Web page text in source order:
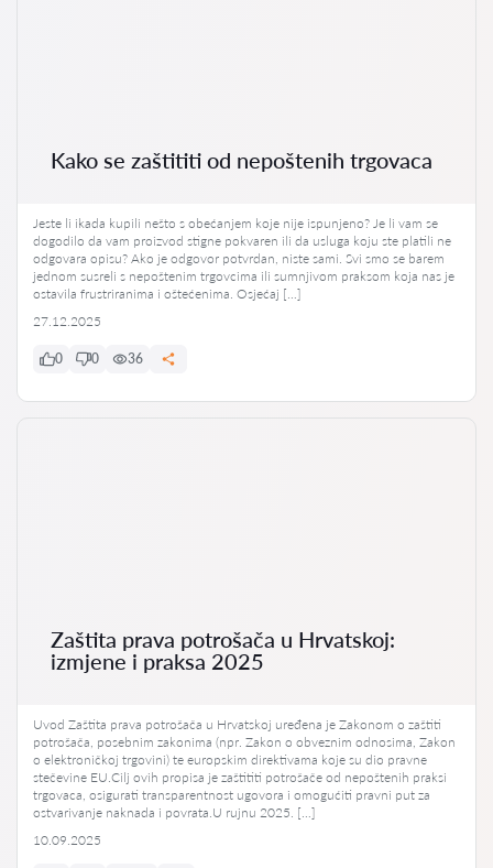
Kako se zaštititi od nepoštenih trgovaca
Jeste li ikada kupili nešto s obećanjem koje nije ispunjeno? Je li vam se
dogodilo da vam proizvod stigne pokvaren ili da usluga koju ste platili ne
odgovara opisu? Ako je odgovor potvrdan, niste sami. Svi smo se barem
jednom susreli s nepoštenim trgovcima ili sumnjivom praksom koja nas je
ostavila frustriranima i oštećenima. Osjećaj […]
27.12.2025
0 0 36
Zaštita prava potrošača u Hrvatskoj:
izmjene i praksa 2025
Uvod Zaštita prava potrošača u Hrvatskoj uređena je Zakonom o zaštiti
potrošača, posebnim zakonima (npr. Zakon o obveznim odnosima, Zakon
o elektroničkoj trgovini) te europskim direktivama koje su dio pravne
stečevine EU.Cilj ovih propisa je zaštititi potrošače od nepoštenih praksi
trgovaca, osigurati transparentnost ugovora i omogućiti pravni put za
ostvarivanje naknada i povrata.U rujnu 2025. […]
10.09.2025